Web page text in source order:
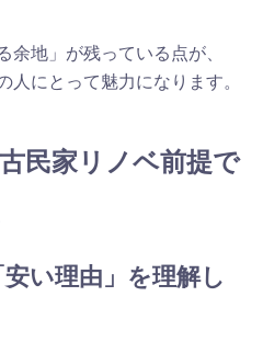
余地」が残っている点が、
人にとって魅力になります。
民家リノベ前提で
い理由」を理解し